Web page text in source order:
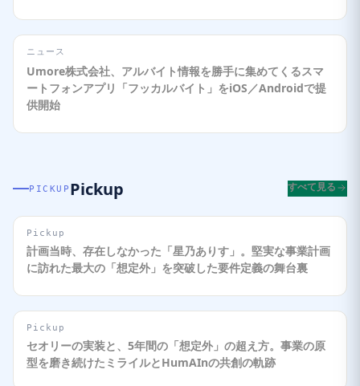
ニュース
Umore株式会社、アルバイト情報を勝手に集めてくるスマ
ートフォンアプリ「フッカルバイト」をiOS／Androidで提
供開始
PICKUP Pickup すべて見る
Pickup
計画当時、存在しなかった「星乃ありす」。堅実な事業計画
に訪れた最大の「想定外」を突破した要件定義の舞台裏
Pickup
セオリーの実装と、5年間の「想定外」の超え方。事業の原
型を磨き続けたミライルとHumAInの共創の軌跡